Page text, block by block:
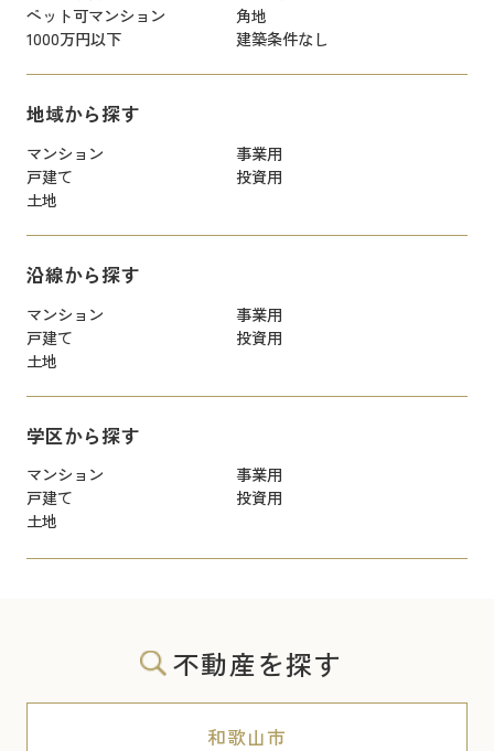
ペット可マンション
角地
1000万円以下
建築条件なし
地域から探す
マンション
事業用
戸建て
投資用
土地
沿線から探す
マンション
事業用
戸建て
投資用
土地
学区から探す
マンション
事業用
戸建て
投資用
土地
不動産を探す
和歌山市